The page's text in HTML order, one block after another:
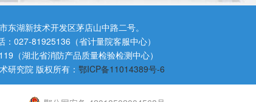
闪亮的党徽,见证了“老市场监管人”的
东湖新技术开发区茅店山中路二号。
：027-81925136（省计量院客服中心）
（湖北省消防产品质量检验检测中心）
研究院 版权所有： 鄂ICP备11014389号-6